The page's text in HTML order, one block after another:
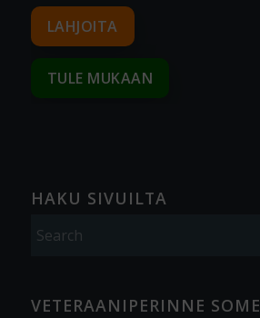
LAHJOITA
TULE MUKAAN
HAKU SIVUILTA
VETERAANIPERINNE